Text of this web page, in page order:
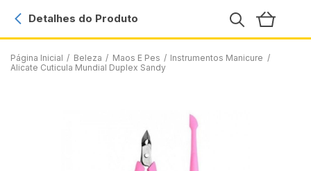
Página Inicial / Beleza / Maos E Pes / Instrumentos Manicure /
Alicate Cuticula Mundial Duplex Sandy
Detalhes do Produto